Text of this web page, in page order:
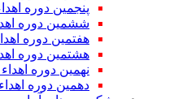
پنجمین دوره
ششمین دوره
هفتمین دوره
هشتمین دوره
نهمین دوره
دهمین دوره